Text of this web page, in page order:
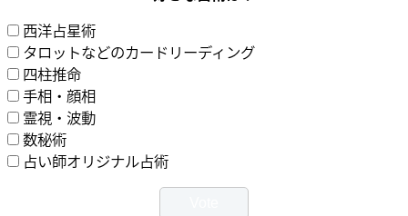
西洋占星術
タロットなどのカードリーディング
四柱推命
手相・顔相
霊視・波動
数秘術
占い師オリジナル占術